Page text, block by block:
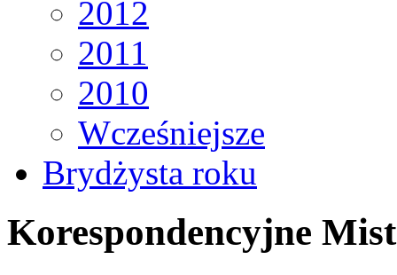
2012
2011
2010
Wcześniejsze
Brydżysta roku
Korespondencyjne